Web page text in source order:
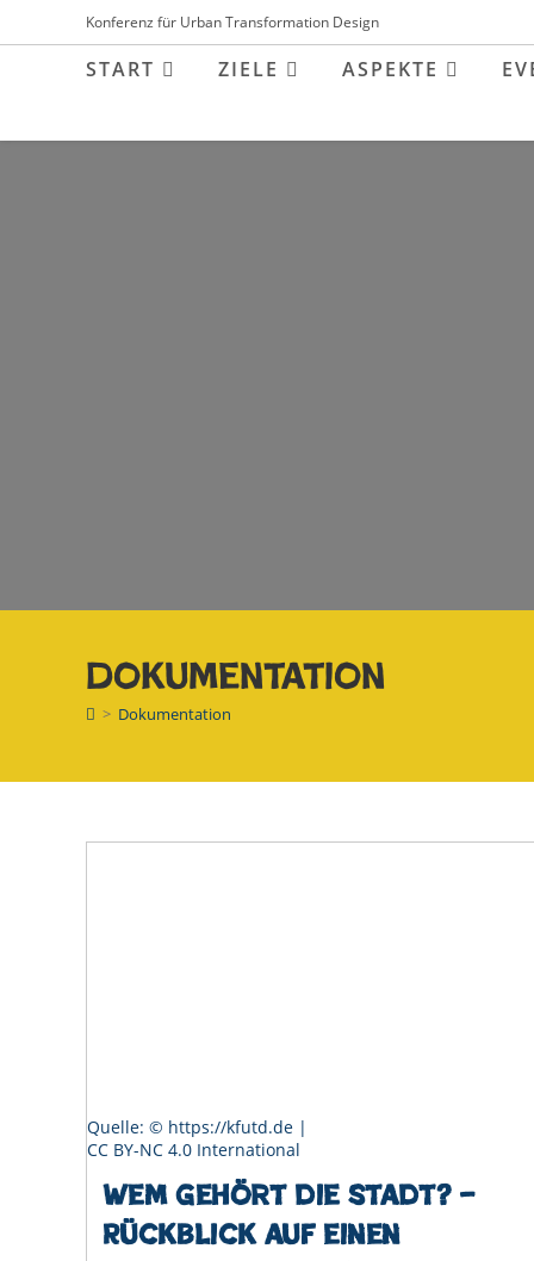
Inhalt
Konferenz für Urban Transformation Design
START ZIELE ASPEKTE
Dokumentation
> Dokumentation
Quelle: © https://kfutd.de |
CC BY-NC 4.0 International
Wem gehört die Stadt? –
Rückblick auf einen